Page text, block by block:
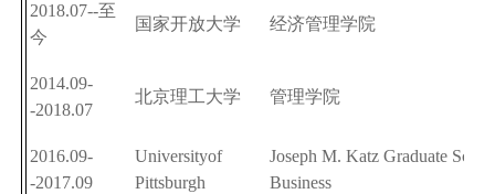
2018.07--至
今
国家开放大学 经济管理学院
2014.09-
-2018.07
北京理工大学 管理学院
2016.09-
-2017.09
Universityof
Pittsburgh
Joseph M. Katz Graduate
Business